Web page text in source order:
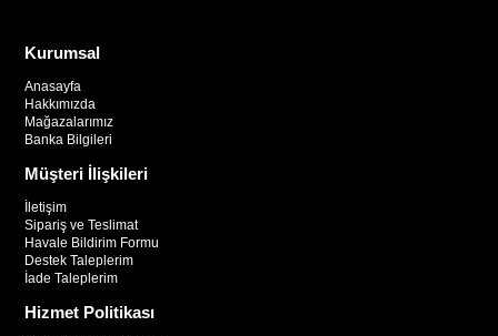
Kurumsal
Anasayfa
Hakkımızda
Mağazalarımız
Banka Bilgileri
Müşteri İlişkileri
İletişim
Sipariş ve Teslimat
Havale Bildirim Formu
Destek Taleplerim
İade Taleplerim
Hizmet Politikası